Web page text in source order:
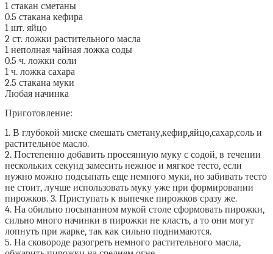
1 стакан сметаны
0.5 стакана кефира
1 шт. яйцо
2 ст. ложки растительного масла
1 неполная чайная ложка соды
0.5 ч. ложки соли
1 ч. ложка сахара
2.5 стакана муки
Любая начинка
Приготовление:
1. В глубокой миске смешать сметану,кефир,яйцо,сахар,соль и
растительное масло.
2. Постепенно добавить просеянную муку с содой, в течении
нескольких секунд замесить нежное и мягкое тесто, если
нужно можно подсыпать еще немного муки, но забивать тесто
не стоит, лучше использовать муку уже при формировании
пирожков. 3. Приступать к выпечке пирожков сразу же.
4. На обильно посыпанном мукой столе сформовать пирожки,
сильно много начинки в пирожки не класть, а то они могут
лопнуть при жарке, так как сильно поднимаются.
5. На сковороде разогреть немного растительного масла,